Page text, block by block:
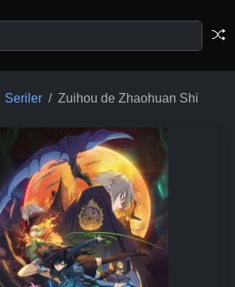
Seriler Zuihou de Zhaohuan Shi